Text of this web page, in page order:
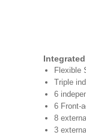
Flexible
Triple
6
6 Front-
8
3